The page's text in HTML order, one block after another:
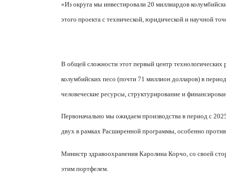
«Из округа мы инвестировали 20 миллиардов
этого проекта с технической, юридической и научной
В общей сложности этот первый центр технологических
колумбийских песо (почти 71 миллион долларов) в
человеческие ресурсы, структурирование и
Первоначально мы ожидаем производства в период с
двух в рамках Расширенной программы, особенно
Министр здравоохранения Каролина Корчо, со своей
этим портфелем.